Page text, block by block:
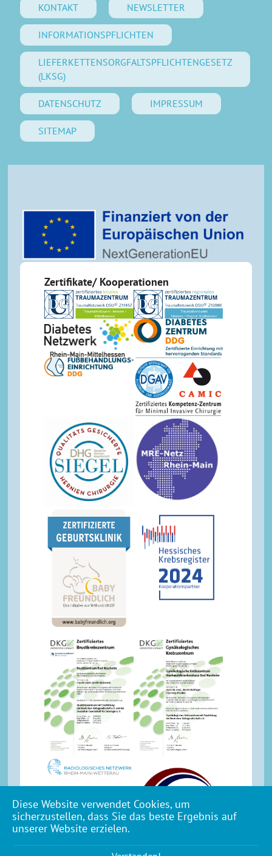
Diese Website verwendet Cookies, um
sicherzustellen, dass Sie das beste Ergebnis auf
unserer Website erzielen.
KONTAKT NEWSLETTER
INFORMATIONSPFLICHTEN
LIEFERKETTENSORGFALTSPFLICHTENGESETZ
(LKSG)
DATENSCHUTZ IMPRESSUM
SITEMAP
Zertifikate/ Kooperationen